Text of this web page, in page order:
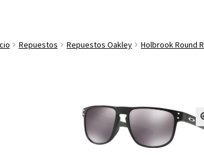
Repuestos Repuestos Oakley Holbrook Round R